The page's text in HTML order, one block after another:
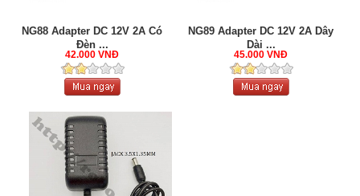
NG88 Adapter DC 12V 2A Có
Đèn ...
42.000 VNĐ
NG89 Adapter DC 12V 2A Dây
Dài ...
45.000 VNĐ